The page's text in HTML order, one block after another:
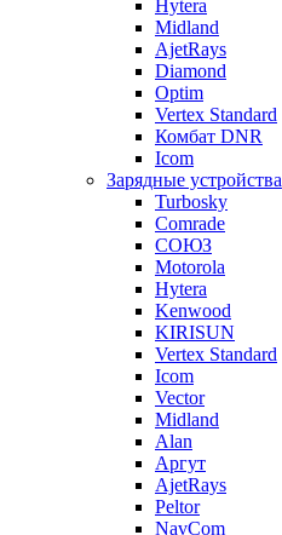
Hytera
Midland
AjetRays
Diamond
Optim
Vertex Standard
Комбат DNR
Icom
Зарядные устройства
Turbosky
Comrade
СОЮЗ
Motorola
Hytera
Kenwood
KIRISUN
Vertex Standard
Icom
Vector
Midland
Alan
Аргут
AjetRays
Peltor
NavCom